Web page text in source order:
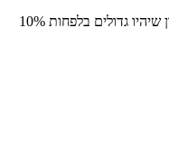
הדגשה שלי - תמיד יהיו לך בטחונות בחשבון שיהיו גדולים בלפחות 10%